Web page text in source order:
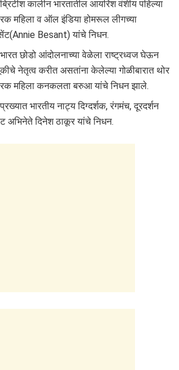
कालीन भारतातील आयरिश वंशीय पहिल्या
महिला व ऑल इंडिया होमरूल लीगच्या
Besant) यांचे निधन.
छोडो आंदोलनाच्या वेळेला राष्ट्रध्वज घेऊन
नेतृत्व करीत असतांना केलेल्या गोळीबारात थोर
महिला कनकलता बरुआ यांचे निधन झाले.
भारतीय नाट्य दिग्दर्शक, रंगमंच, दूरदर्शन
अभिनेते दिनेश ठाकूर यांचे निधन.